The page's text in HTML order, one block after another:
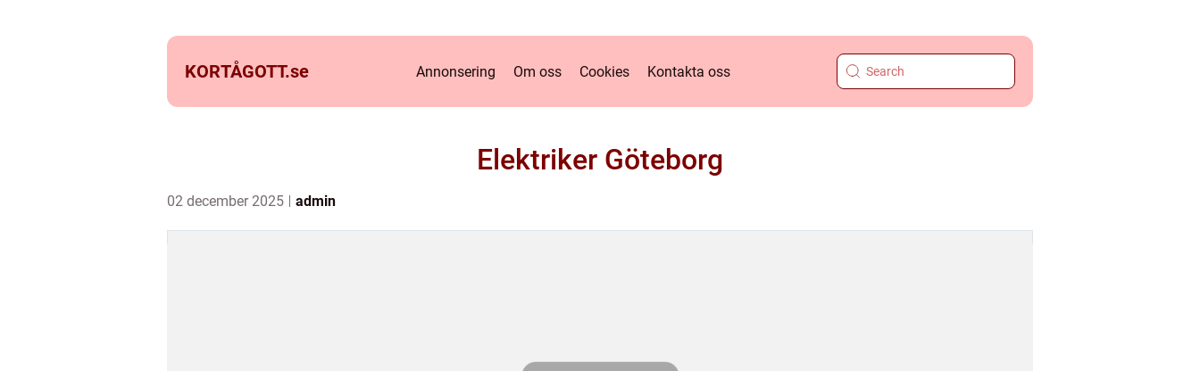
KORTÅGOTT.se Annonsering Om oss Cookies Kontakta oss
Elektriker Göteborg
02 december 2025 admin